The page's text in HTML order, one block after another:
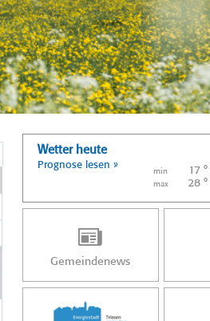
Wetter heute
Prognose lesen »
min 17 °
max 28 °
Gemeindenews